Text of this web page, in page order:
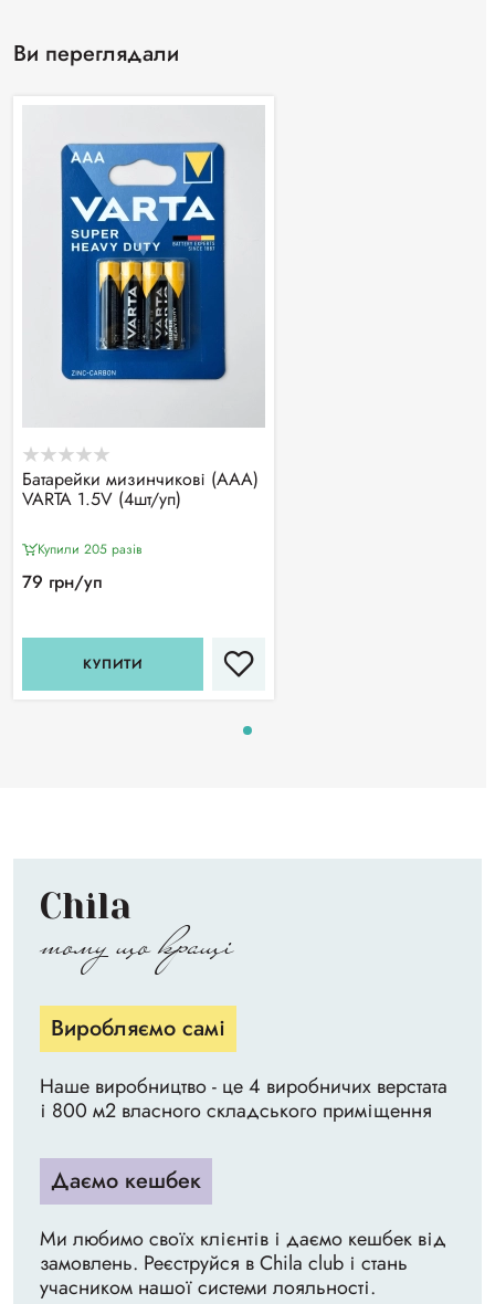
Ви переглядали
Батарейки мизинчикові (ААА)
VARTA 1.5V (4шт/уп)
Купили 205 разiв
79 грн/уп
КУПИТИ
Chila
тому що кращі
Виробляємо самі
Наше виробництво - це 4 виробничих верстата
і 800 м2 власного складського приміщення
Даємо кешбек
Ми любимо своїх клієнтів і даємо кешбек від
замовлень. Реєструйся в Chila club і стань
учасником нашої системи лояльності.